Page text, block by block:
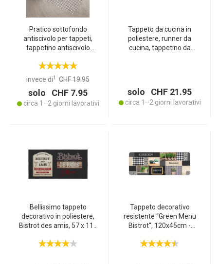
Pratico sottofondo
antiscivolo per tappeti,
tappetino antiscivolo
Rutsch Stop per tappeti,
cassetti, bagagliaio,
invece di1 CHF 19.95
solo CHF 7.95
circa 1–2 giorni lavorativi
Tappeto da cucina in
poliestere, runner da
cucina, tappetino da
solo CHF 21.95
circa 1–2 giorni lavorativi
Bellissimo tappeto
decorativo in poliestere,
Bistrot des amis, 57 x 115
Tappeto decorativo
resistente “Green Menu
Bistrot“, 120x45cm -
Perfetto per bistrot,